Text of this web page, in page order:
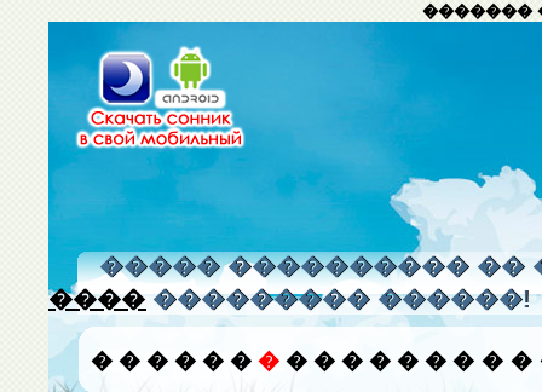
�������
����� ���������� ��
���� ��������� ������!
� � � � � � � � � � � � � � � �